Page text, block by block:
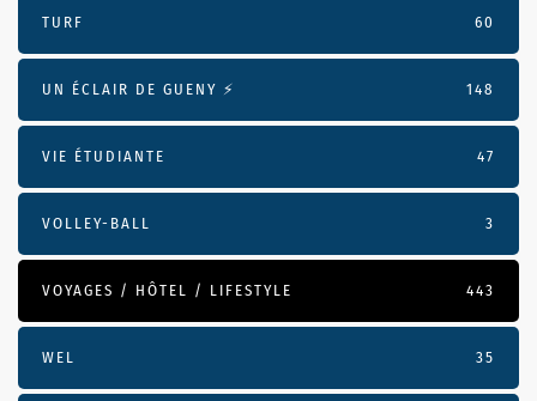
TURF 60
UN ÉCLAIR DE GUENY ⚡️ 148
VIE ÉTUDIANTE 47
VOLLEY-BALL 3
VOYAGES / HÔTEL / LIFESTYLE 443
WEL 35